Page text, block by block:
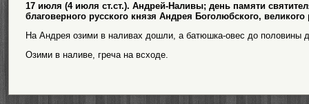
17 июля (4 июля ст.ст.). Андрей-Наливы; день памяти
благоверного русского князя Андрея Боголюбского,
На Андрея озими в наливах дошли, а батюшка-овес до половины
Озими в наливе, греча на всходе.